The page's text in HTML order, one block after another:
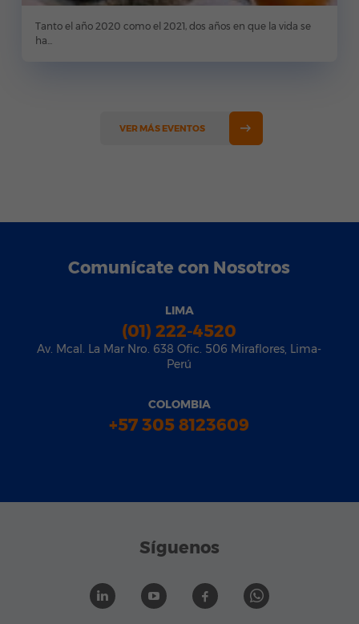
Tanto el año 2020 como el 2021, dos años en que la vida se
ha...
VER MÁS EVENTOS
Comunícate con Nosotros
LIMA
(01) 222-4520
Av. Mcal. La Mar Nro. 638 Ofic. 506 Miraflores, Lima-
Perú
COLOMBIA
+57 305 8123609
Síguenos